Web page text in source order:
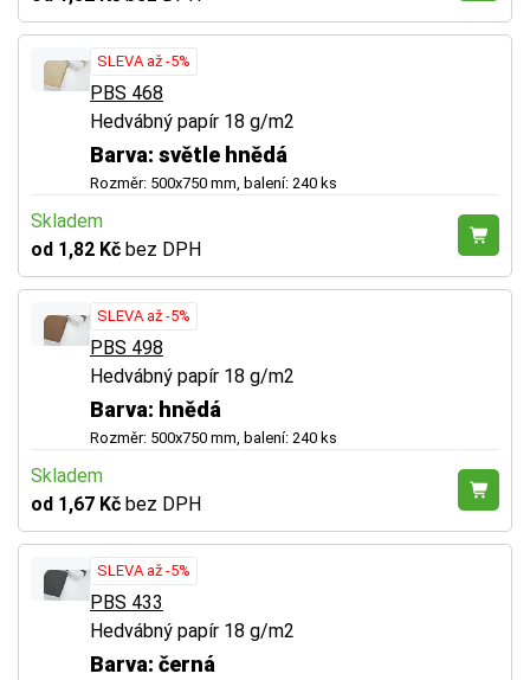
SLEVA až -5%
PBS 468
Hedvábný papír 18 g/m2
Barva: světle hnědá
Rozměr: 500x750 mm, balení: 240 ks
Skladem
od 1,82 Kč bez DPH
SLEVA až -5%
PBS 498
Hedvábný papír 18 g/m2
Barva: hnědá
Rozměr: 500x750 mm, balení: 240 ks
Skladem
od 1,67 Kč bez DPH
SLEVA až -5%
PBS 433
Hedvábný papír 18 g/m2
Barva: černá